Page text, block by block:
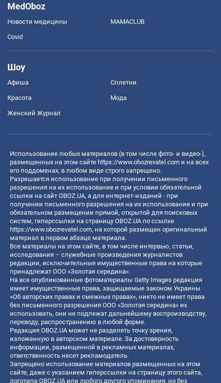
MedOboz
Новости медицины MAMACLUB
Covid
Шоу
Афиша Сплетни
Красота Мода
Женский Журнал
Использование любых материалов (в том числе фото- и видео-),
размещенных на этом сайте https://www.obozrevatel.com и на всех
его поддоменах, в любом виде строго запрещено.
Разрешается использование при получении письменного
разрешения на их использование и при условии обязательной
ссылки на сайт OBOZ.UA, а для интернет-изданий - при
получении письменного разрешения на их использование и при
обязательном размещении прямой, открытой для поисковых
систем, гиперссылки на страницу OBOZ.UA по ссылке
https://www.obozrevatel.com, на которой размещен оригинальный
материал в первом абзаце материала.
Все материалы на этом сайте, в том числе интервью, статьи,
исследования – служебные произведения журналистов
редакции, исключительные имущественные права на которые
принадлежат ООО «Золотая середина».
На все опубликованные фотоматериалы Getty Images редакция
имеет имущественные права, защищаемые законом Украины
«Об авторских правах и смежных правах», никто не имеет права
без письменного разрешения ООО «Золотая середина» их
использовать, они не подлежат дальнейшему воспроизводству,
переводу, распространению в любой форме.
Редакция OBOZ.UA может не разделять точку зрения,
изложенную в авторском материале. За достоверность
информации, размещенной в рекламных материалах,
ответственность несет рекламодатель.
Запрещено использование материалов размещенных на этом
сайте, даже с указанием гиперссылки на страницу этого сайта,
логотипа OBOZ.UA или любого другого упоминания, но без